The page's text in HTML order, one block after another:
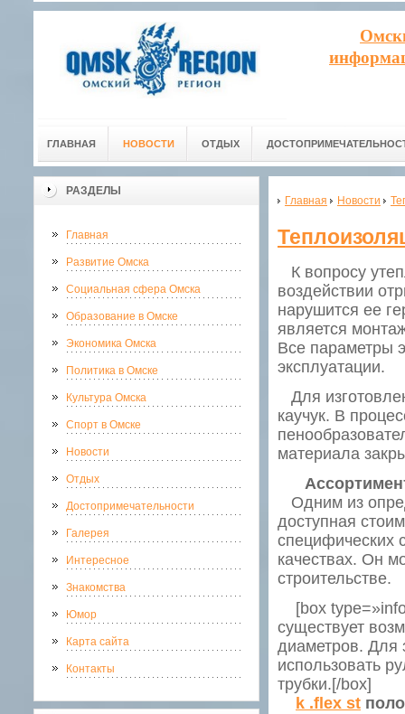
ГЛАВНАЯ НОВОСТИ ОТДЫХ
РАЗДЕЛЫ
Главная
Развитие Омска
Социальная сфера Омска
Образование в Омске
Экономика Омска
Политика в Омске
Культура Омска
Спорт в Омске
Новости
Отдых
Достопримечательности
Галерея
Интересное
Знакомства
Юмор
Карта сайта
Контакты
Главная Новости
К вопросу
воздействии
нарушится ее
является
Все параметры
эксплуатации.
Для
каучук. В
материала
Одним из
доступная
специфических
качествах. Он
строительстве.
[box
существует
диаметров. Для
использовать
трубки.[/box]
k .flex st